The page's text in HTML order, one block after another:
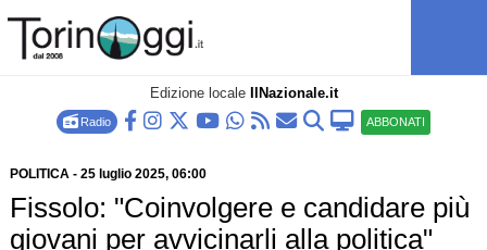
Edizione locale IlNazionale.it
Radio ABBONATI
POLITICA- 25 luglio 2025, 06:00
Fissolo: "Coinvolgere e candidare più
giovani per avvicinarli alla politica"